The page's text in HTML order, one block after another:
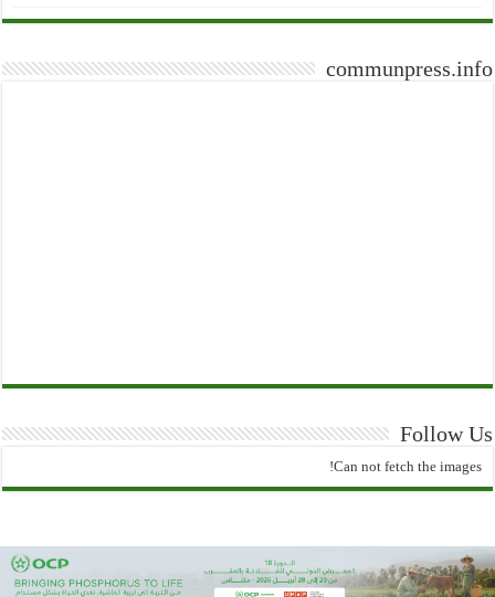
communpress.info
Follow Us
Can not fetch the images!